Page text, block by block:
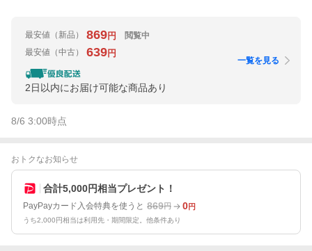
最安値 （新品） 869円
閲覧中
最安値 （中古） 639円
2日以内にお届け可能な商品あり
一覧を見る
8/6 3:00時点
おトクなお知らせ
合計5,000円相当プレゼント！
PayPayカード入会特典を使うと 869円 0円
うち2,000円相当は利用先・期間限定。他条件あり